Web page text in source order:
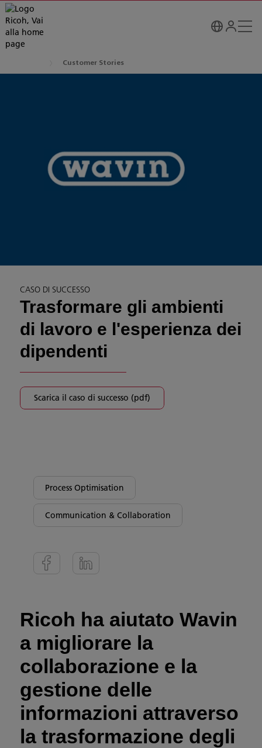
Customer Stories
CASO DI SUCCESSO
Trasformare gli ambienti
di lavoro e l'esperienza dei
dipendenti
Scarica il caso di successo (pdf)
Process Optimisation
Communication & Collaboration
Ricoh ha aiutato Wavin
a migliorare la
collaborazione e la
gestione delle
informazioni attraverso
la trasformazione degli